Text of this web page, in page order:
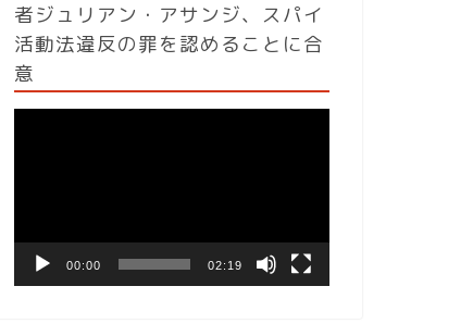
者ジュリアン・アサンジ、スパイ
活動法違反の罪を認めることに合
意
ヤ
00:00 02:19